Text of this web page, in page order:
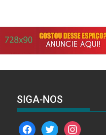
SIGA-NOS
facebooktwitterinstagram